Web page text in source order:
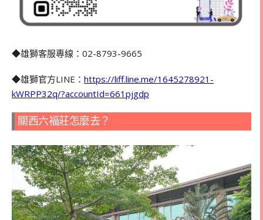
◆雄獅客服專線：02-8793-9665
◆雄獅官方LINE： https://liff.line.me/1645278921-
kWRPP32q/?accountId=661pjgdp
關西六福莊怎麼去？